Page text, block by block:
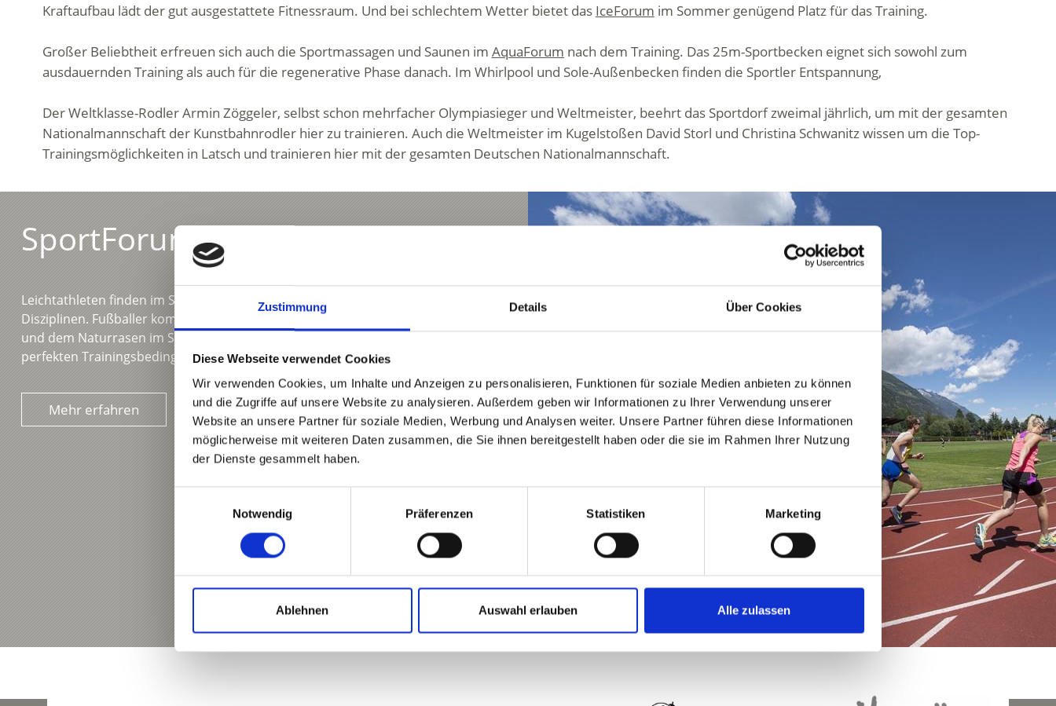
Zustimmung Details Über Cookies
Diese Webseite verwendet Cookies
Wir verwenden Cookies, um Inhalte und Anzeigen zu personalisieren, Funktionen für soziale Medien anbieten zu können
und die Zugriffe auf unsere Website zu analysieren. Außerdem geben wir Informationen zu Ihrer Verwendung unserer
Website an unsere Partner für soziale Medien, Werbung und Analysen weiter. Unsere Partner führen diese Informationen
möglicherweise mit weiteren Daten zusammen, die Sie ihnen bereitgestellt haben oder die sie im Rahmen Ihrer Nutzung
der Dienste gesammelt haben.
Notwendig
Präferenzen Statistiken Marketing
Ablehnen Auswahl erlauben Alle zulassen
Kraftaufbau lädt der gut ausgestattete Fitnessraum. Und bei schlechtem Wetter bietet das IceForum im Sommer genügend Platz für das Training.
Großer Beliebtheit erfreuen sich auch die Sportmassagen und Saunen im AquaForum nach dem Training. Das 25m-Sportbecken eignet sich sowohl zum
ausdauernden Training als auch für die regenerative Phase danach. Im Whirlpool und Sole-Außenbecken finden die Sportler Entspannung,
Der Weltklasse-Rodler Armin Zöggeler, selbst schon mehrfacher Olympiasieger und Weltmeister, beehrt das Sportdorf zweimal jährlich, um mit der gesamten
Nationalmannschaft der Kunstbahnrodler hier zu trainieren. Auch die Weltmeister im Kugelstoßen David Storl und Christina Schwanitz wissen um die Top-
Trainingsmöglichkeiten in Latsch und trainieren hier mit der gesamten Deutschen Nationalmannschaft.
SportForum
Leichtathleten finden im SportForum die idealen Trainingsbedingungen für alle
Disziplinen. Fußballer kommen auf dem ganzjährig bespielbaren Kunstrasenplatz
und dem Naturrasen im Stadion zum Schuss. Sportgruppen schätzen die
perfekten Trainingsbedingungen im SportForum.
Mehr erfahren